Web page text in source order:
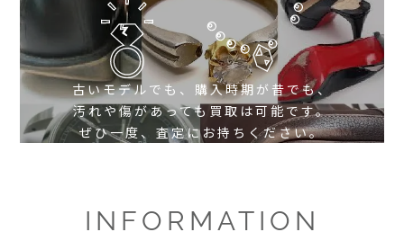
古いモデルでも、購入時期が昔でも、
汚れや傷があっても買取は可能です。
ぜひ一度、査定にお持ちください。
INFORMATION